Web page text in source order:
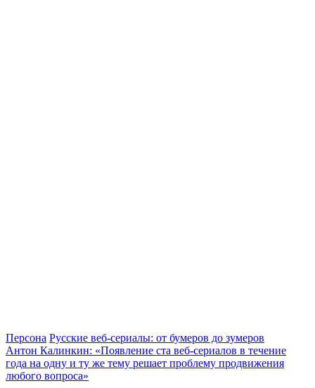
Персона Русские веб-сериалы: от бумеров до зумеров
Антон Калинкин: «Появление ста веб-сериалов в течение
года на одну и ту же тему решает проблему продвижения
любого вопроса»